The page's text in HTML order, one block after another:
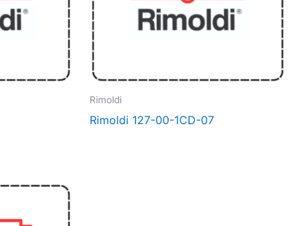
Rimoldi
Rimoldi 127-00-1CD-07